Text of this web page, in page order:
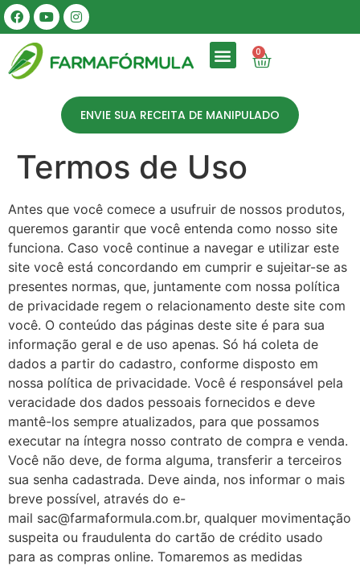
0
ENVIE SUA RECEITA DE MANIPULADO
Termos de Uso
Antes que você comece a usufruir de nossos produtos,
queremos garantir que você entenda como nosso site
funciona. Caso você continue a navegar e utilizar este
site você está concordando em cumprir e sujeitar-se as
presentes normas, que, juntamente com nossa política
de privacidade regem o relacionamento deste site com
você. O conteúdo das páginas deste site é para sua
informação geral e de uso apenas. Só há coleta de
dados a partir do cadastro, conforme disposto em
nossa política de privacidade. Você é responsável pela
veracidade dos dados pessoais fornecidos e deve
mantê-los sempre atualizados, para que possamos
executar na íntegra nosso contrato de compra e venda.
Você não deve, de forma alguma, transferir a terceiros
sua senha cadastrada. Deve ainda, nos informar o mais
breve possível, através do e-
mail sac@farmaformula.com.br, qualquer movimentação
suspeita ou fraudulenta do cartão de crédito usado
para as compras online. Tomaremos as medidas